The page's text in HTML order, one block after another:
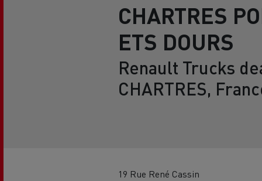
нашата визија
CHARTRES
ETS DOURS
Renault Trucks
CHARTRES,
19 Rue René Cassin